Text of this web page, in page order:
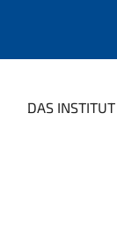
DAS INSTITUT